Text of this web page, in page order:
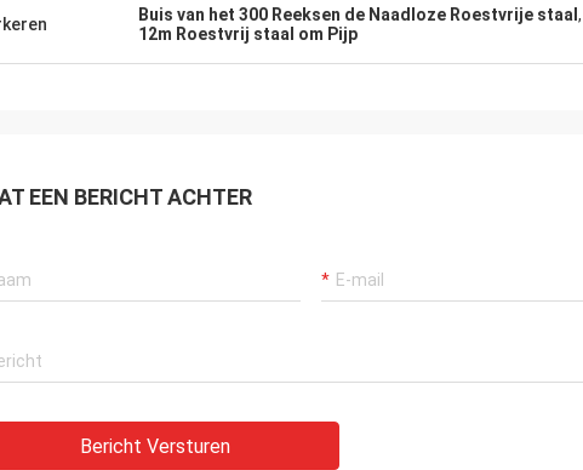
Buis van het 300 Reeksen de Naadloze Roestvrije staal ,
12m Roestvrij staal om Pijp
EEN BERICHT ACHTER
Bericht Versturen